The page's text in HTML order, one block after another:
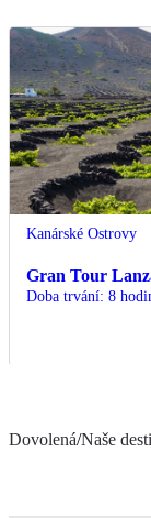
Kanárské Ostrovy
Gran Tour
Doba trvání: 8
Dovolená/Naše